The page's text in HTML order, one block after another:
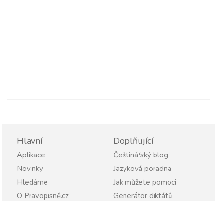
Hlavní
Aplikace
Novinky
Hledáme
O Pravopisně.cz
Doplňující
Češtinářský blog
Jazyková poradna
Jak můžete pomoci
Generátor diktátů